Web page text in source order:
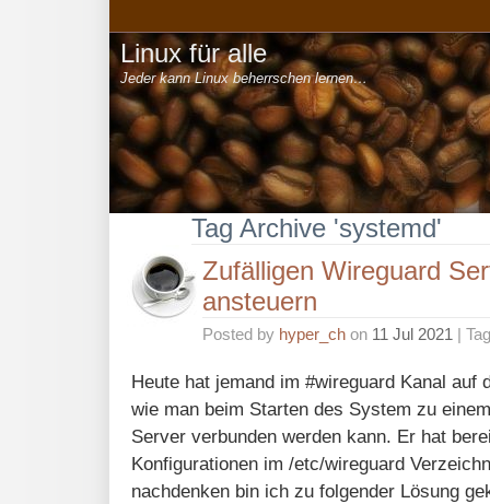
Linux für alle
Jeder kann Linux beherrschen lernen…
Tag Archive 'systemd'
Zufälligen Wireguard
ansteuern
Posted by hyper_ch on 11 Jul 2021 |
Heute hat jemand im #wireguard Kanal auf
wie man beim Starten des System zu
Server verbunden werden kann. Er hat
Konfigurationen im /etc/wireguard
nachdenken bin ich zu folgender Lösung